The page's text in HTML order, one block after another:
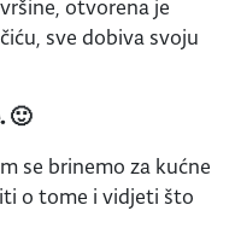
otvorena je
sve dobiva svoju
🙂
se brinemo za kućne
o tome i vidjeti što